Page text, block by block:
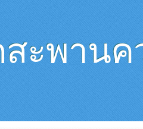
ะพานค